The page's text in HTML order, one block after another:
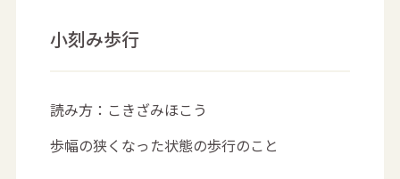
小刻み歩行
読み方：こきざみほこう
歩幅の狭くなった状態の歩行のこと